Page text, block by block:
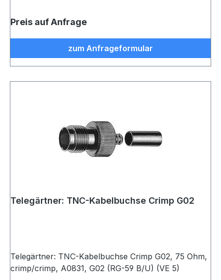
Preis auf Anfrage
zum Anfrageformular
Telegärtner: TNC-Kabelbuchse Crimp G02
Telegärtner: TNC-Kabelbuchse Crimp G02, 75 Ohm,
crimp/crimp, A0831, G02 (RG-59 B/U) (VE 5)